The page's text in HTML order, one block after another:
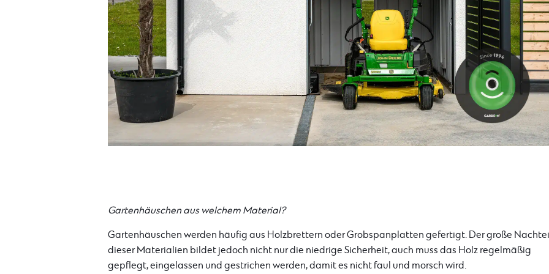
Gartenhäuschen aus welchem Material?
Gartenhäuschen werden häufig aus Holzbrettern oder Grobspanplatten gefertigt. Der große
dieser Materialien bildet jedoch nicht nur die niedrige Sicherheit, auch muss das Holz regelmäßig
gepflegt, eingelassen und gestrichen werden, damit es nicht faul und morsch wird.